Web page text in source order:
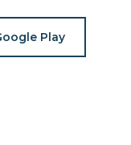
Play